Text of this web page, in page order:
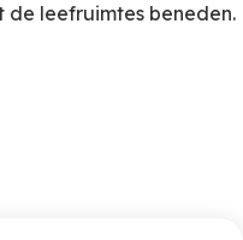
leefruimtes beneden.